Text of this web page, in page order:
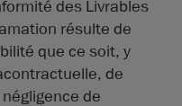
des Livrables
résulte de
que ce soit, y
de
de